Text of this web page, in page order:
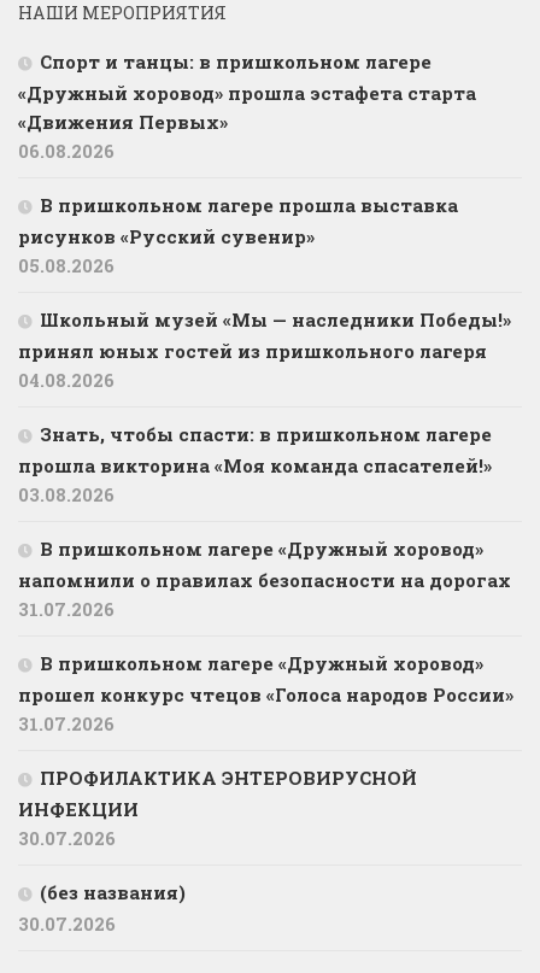
НАШИ МЕРОПРИЯТИЯ
Спорт и танцы: в пришкольном лагере
«Дружный хоровод» прошла эстафета старта
«Движения Первых»
06.08.2026
В пришкольном лагере прошла выставка
рисунков «Русский сувенир»
05.08.2026
Школьный музей «Мы — наследники Победы!»
принял юных гостей из пришкольного лагеря
04.08.2026
Знать, чтобы спасти: в пришкольном лагере
прошла викторина «Моя команда спасателей!»
03.08.2026
В пришкольном лагере «Дружный хоровод»
напомнили о правилах безопасности на дорогах
31.07.2026
В пришкольном лагере «Дружный хоровод»
прошел конкурс чтецов «Голоса народов России»
31.07.2026
ПРОФИЛАКТИКА ЭНТЕРОВИРУСНОЙ
ИНФЕКЦИИ
30.07.2026
(без названия)
30.07.2026